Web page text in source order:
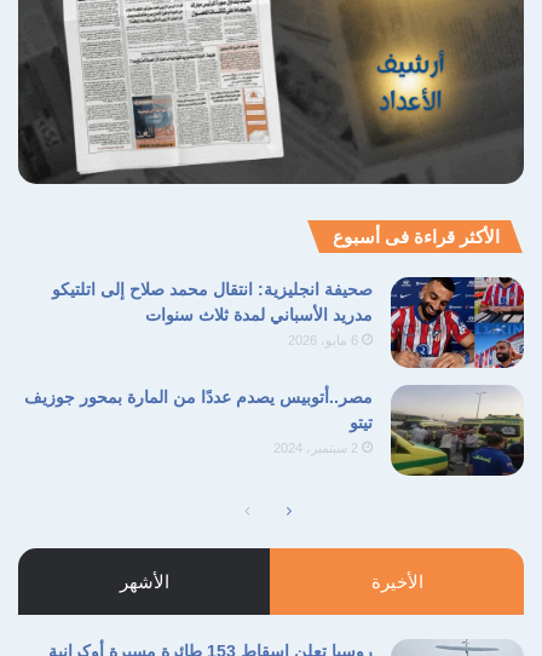
الشبكة السورية لحقوق الإنسان انتهاكات
سوريا كأس العالم
نسخ الرابط
الأكثر قراءة فى أسبوع
صحيفة انجليزية: انتقال محمد صلاح إلى اتلتيكو
مدريد الأسباني لمدة ثلاث سنوات
6 مايو، 2026
مصر..أتوبيس يصدم عددًا من المارة بمحور جوزيف
تيتو
2 سبتمبر، 2024
الأخيرة الأشهر
روسيا تعلن إسقاط 153 طائرة مسيرة أوكرانية